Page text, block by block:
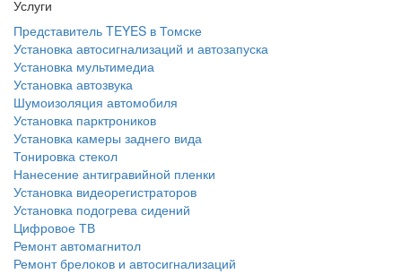
Услуги
Представитель TEYES в Томске
Установка автосигнализаций и автозапуска
Установка мультимедиа
Установка автозвука
Шумоизоляция автомобиля
Установка парктроников
Установка камеры заднего вида
Тонировка стекол
Нанесение антигравийной пленки
Установка видеорегистраторов
Установка подогрева сидений
Цифровое ТВ
Ремонт автомагнитол
Ремонт брелоков и автосигнализаций